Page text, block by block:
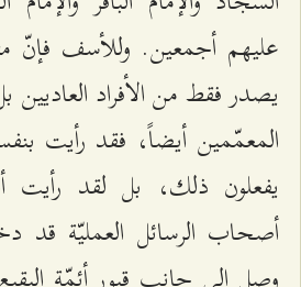
عليهم أجمعين. وللأسف فإنّ
يصدر فقط من الأفراد
المعمّمين أيضاً، فقد رأيت
يفعلون ذلك، بل لقد رأيت
أصحاب الرسائل العمليّة قد